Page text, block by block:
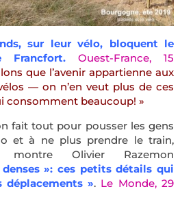
sur leur vélo, bloquent le
Ouest-France, 15
que l’avenir appartienne aux
— on n’en veut plus de ces
consomment beaucoup! »
fait tout pour pousser les gens
et à ne plus prendre le train,
Olivier Razemon
»: ces petits détails qui
déplacements ». Le Monde, 29